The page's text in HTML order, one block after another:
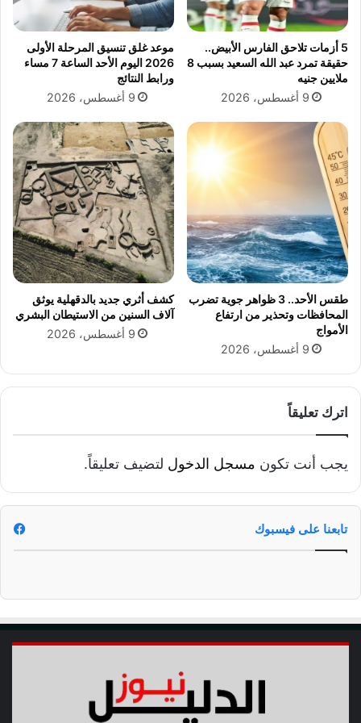
ي
ل
ا
ل
م
و
ق
ع
ل
و
ز
ر
ا
ش
أ
ن
ع
و
د
ة
ا
ل
د
و
ر
ي
5 أزمات تلاحق الفارس الأبيض..
حقيقة تمرد عبد الله السعيد بسبب 8
ملايين جنيه
9 أغسطس، 2026
موعد غلق تنسيق المرحلة الأولى
2026 اليوم الأحد الساعة 7 مساء
ورابط النتائج
9 أغسطس، 2026
طقس الأحد.. 3 ظواهر جوية تضرب
المحافظات وتحذير من ارتفاع
الأمواج
9 أغسطس، 2026
كشف أثري جديد بالدقهلية يوثق
آلاف السنين من الاستيطان البشري
9 أغسطس، 2026
اترك تعليقاً
يجب أنت تكون مسجل الدخول لتضيف تعليقاً.
تابعنا على فيسبوك